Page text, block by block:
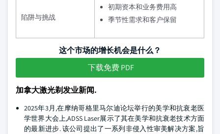
陷阱与挑战
初期资本和业务费用高
季节性需求和客户保留
这个市场的增长机会是什么？
下载免费 PDF
加拿大激光剃发业新闻.
2025年3月,在摩纳哥格里马尔迪论坛举行的美学和抗衰老医
学世界大会上,ADSS Laser展示了其在美学和抗衰老技术方面
的最新进步. 该公司提出了一系列非侵入性审美解决方案,旨